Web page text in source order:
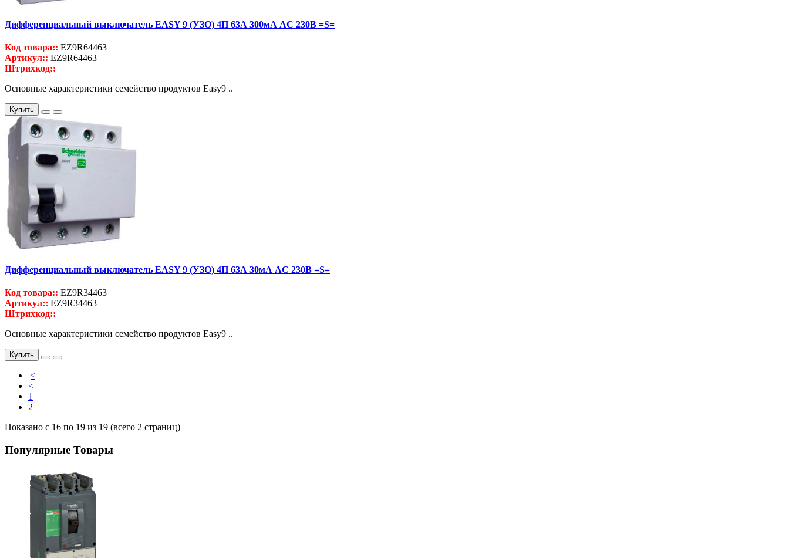
Дифференциальный выключатель EASY 9 (УЗО) 4П 63А 300мА AC 230В =S=
Код товара:: EZ9R64463
Артикул:: EZ9R64463
Штрихкод::
Основные характеристики семейство продуктов Easy9 ..
Купить
Дифференциальный выключатель EASY 9 (УЗО) 4П 63А 30мА AC 230В =S=
Код товара:: EZ9R34463
Артикул:: EZ9R34463
Штрихкод::
Основные характеристики семейство продуктов Easy9 ..
Купить
|<
<
1
2
Показано с 16 по 19 из 19 (всего 2 страниц)
Популярные Товары